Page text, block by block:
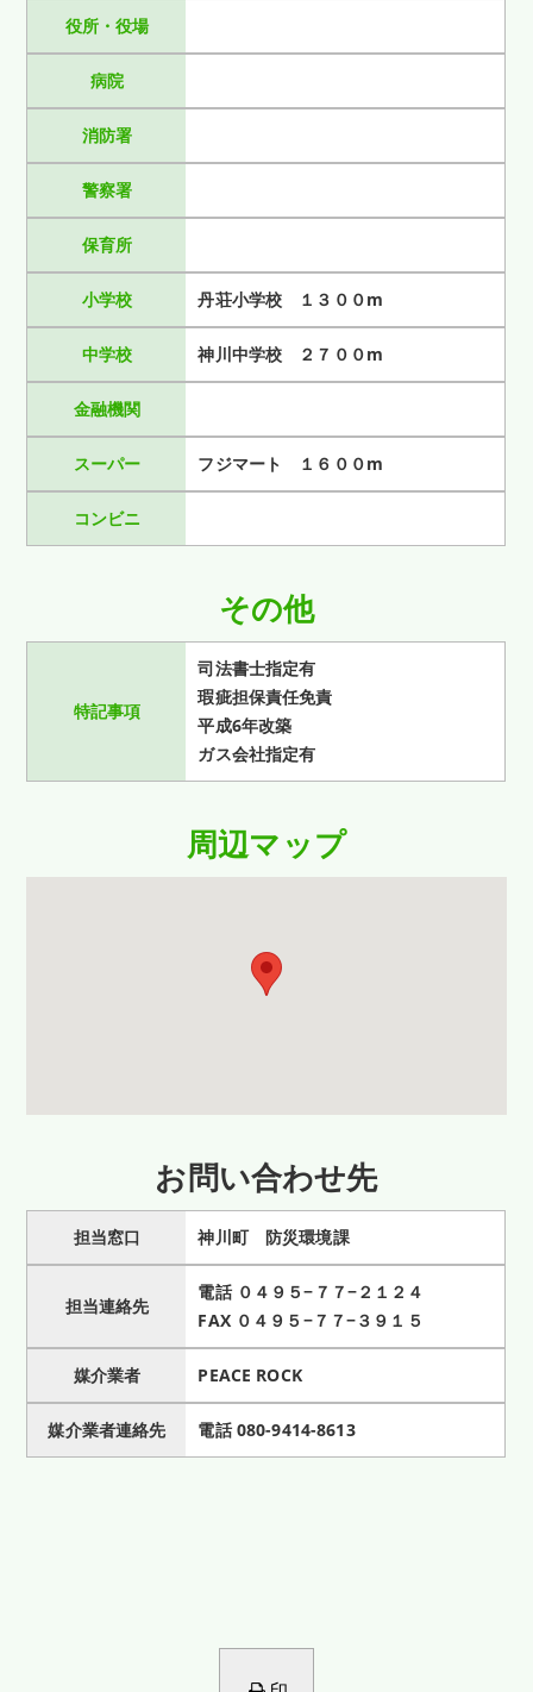
役所・役場
病院
消防署
警察署
保育所
小学校 丹荘小学校 １３００m
中学校 神川中学校 ２７００m
金融機関
スーパー フジマート １６００m
コンビニ
その他
特記事項
司法書士指定有
瑕疵担保責任免責
平成6年改築
ガス会社指定有
周辺マップ
お問い合わせ先
担当窓口 神川町 防災環境課
担当連絡先
電話 ０４９５−７７−２１２４
FAX ０４９５−７７−３９１５
媒介業者 PEACE ROCK
媒介業者連絡先 電話080-9414-8613